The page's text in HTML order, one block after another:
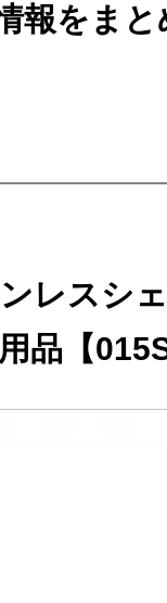
リーラン
ーランス
知識
報をまと
レスシ
品【